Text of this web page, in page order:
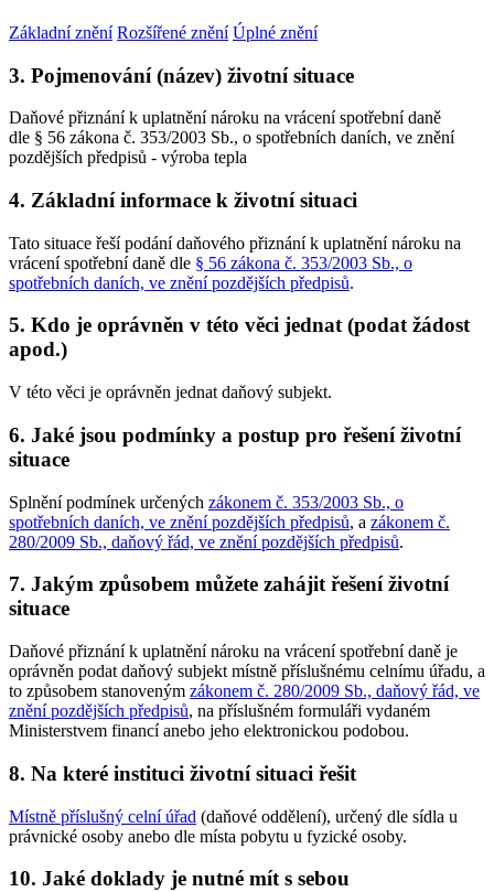
Základní znění Rozšířené znění Úplné znění
3. Pojmenování (název) životní situace
Daňové přiznání k uplatnění nároku na vrácení spotřební daně
dle § 56 zákona č. 353/2003 Sb., o spotřebních daních, ve znění
pozdějších předpisů - výroba tepla
4. Základní informace k životní situaci
Tato situace řeší podání daňového přiznání k uplatnění nároku na
vrácení spotřební daně dle § 56 zákona č. 353/2003 Sb., o
spotřebních daních, ve znění pozdějších předpisů.
5. Kdo je oprávněn v této věci jednat (podat žádost
apod.)
V této věci je oprávněn jednat daňový subjekt.
6. Jaké jsou podmínky a postup pro řešení životní
situace
Splnění podmínek určených zákonem č. 353/2003 Sb., o
spotřebních daních, ve znění pozdějších předpisů, a zákonem č.
280/2009 Sb., daňový řád, ve znění pozdějších předpisů.
7. Jakým způsobem můžete zahájit řešení životní
situace
Daňové přiznání k uplatnění nároku na vrácení spotřební daně je
oprávněn podat daňový subjekt místně příslušnému celnímu úřadu, a
to způsobem stanoveným zákonem č. 280/2009 Sb., daňový řád, ve
znění pozdějších předpisů, na příslušném formuláři vydaném
Ministerstvem financí anebo jeho elektronickou podobou.
8. Na které instituci životní situaci řešit
Místně příslušný celní úřad (daňové oddělení), určený dle sídla u
právnické osoby anebo dle místa pobytu u fyzické osoby.
10. Jaké doklady je nutné mít s sebou